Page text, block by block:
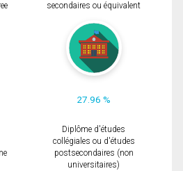
secondaires ou équivalent
27.96 %
Diplôme d'études
collégiales ou d'études
postsecondaires (non
universitaires)